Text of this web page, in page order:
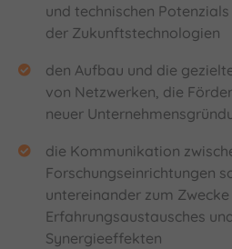
und technischen
der Zukunftstechnologien
den Aufbau und die
von Netzwerken, die
neuer
die Kommunikation
Forschungseinrichtungen
untereinander zum Zwecke
Erfahrungsaustausches
Synergieeffekten